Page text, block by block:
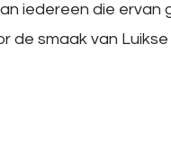
iedereen die ervan
de smaak van Luikse